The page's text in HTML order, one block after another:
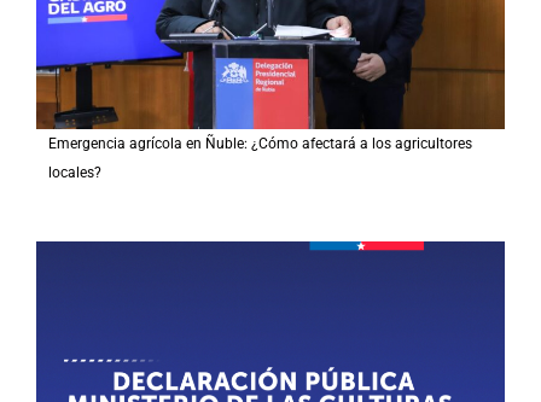
Emergencia agrícola en Ñuble: ¿Cómo afectará a los agricultores
locales?